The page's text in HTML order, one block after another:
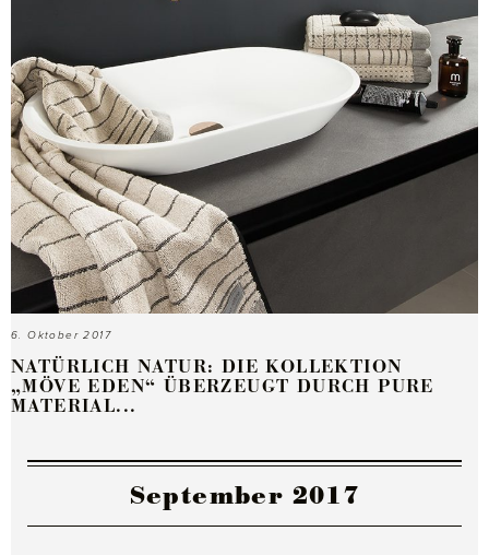
6. Oktober 2017
NATÜRLICH NATUR: DIE KOLLEKTION
„MÖVE EDEN“ ÜBERZEUGT DURCH PURE
MATERIAL...
September 2017